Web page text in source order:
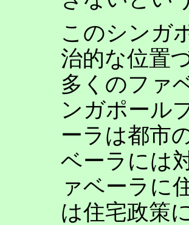
このシンガ
治的な位置
多くのファ
ンガポール
ーラは都市
ベーラには
ァベーラに
は住宅政策